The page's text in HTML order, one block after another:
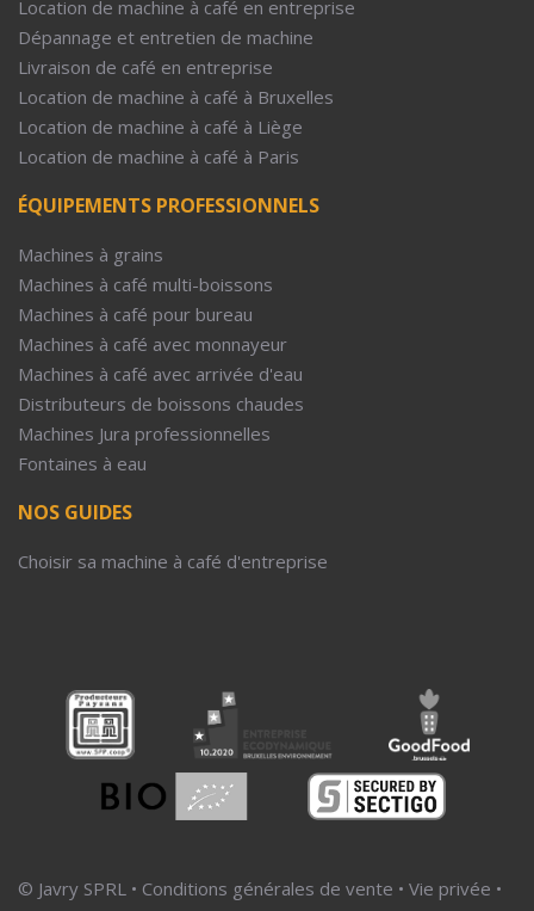
Location de machine à café en entreprise
Dépannage et entretien de machine
Livraison de café en entreprise
Location de machine à café à Bruxelles
Location de machine à café à Liège
Location de machine à café à Paris
ÉQUIPEMENTS PROFESSIONNELS
Machines à grains
Machines à café multi-boissons
Machines à café pour bureau
Machines à café avec monnayeur
Machines à café avec arrivée d'eau
Distributeurs de boissons chaudes
Machines Jura professionnelles
Fontaines à eau
NOS GUIDES
Choisir sa machine à café d'entreprise
© Javry SPRL • Conditions générales de vente • Vie privée •